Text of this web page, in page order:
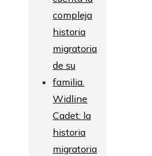
Widline
Cadet: la
historia
migratoria